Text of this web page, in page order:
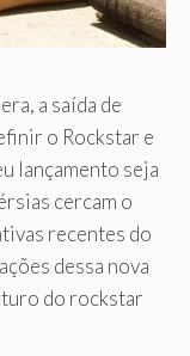
a saída de
o Rockstar e
lançamento seja
cercam o
recentes do
dessa nova
do rockstar